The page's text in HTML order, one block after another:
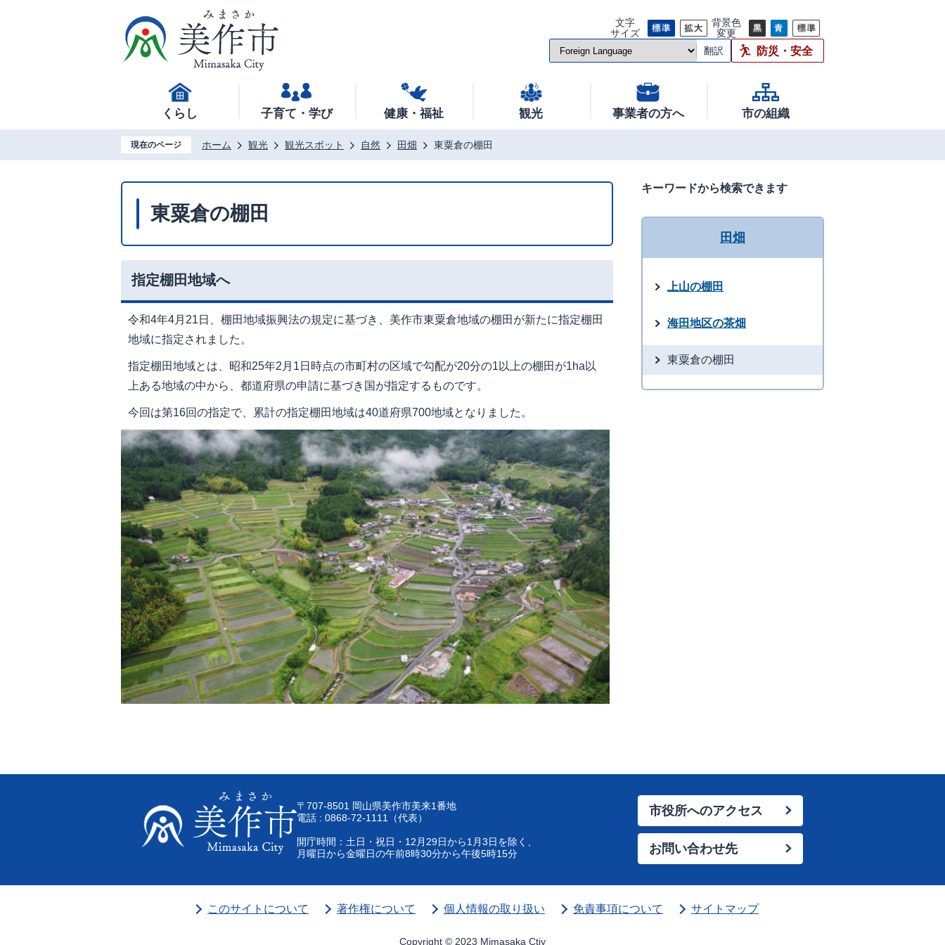
文字
サイズ
背景色
変更
翻訳
防災・安全
くらし 子育て・学び 健康・福祉 観光 事業者の方へ 市の組織
現在のページ ホーム 観光 観光スポット 自然 田畑 東粟倉の棚田
東粟倉の棚田
指定棚田地域へ
令和4年4月21日、棚田地域振興法の規定に基づき、美作市東粟倉地域の棚田が新たに指定棚田
地域に指定されました。
指定棚田地域とは、昭和25年2月1日時点の市町村の区域で勾配が20分の1以上の棚田が1ha以
上ある地域の中から、都道府県の申請に基づき国が指定するものです。
今回は第16回の指定で、累計の指定棚田地域は40道府県700地域となりました。
キーワードから検索できます
田畑
上山の棚田
海田地区の茶畑
東粟倉の棚田
〒707-8501 岡山県美作市美来1番地
電話 : 0868-72-1111（代表）
開庁時間：土日・祝日・12月29日から1月3日を除く、
月曜日から金曜日の午前8時30分から午後5時15分
市役所へのアクセス
お問い合わせ先
このサイトについて 著作権について 個人情報の取り扱い 免責事項について サイトマップ
Copyright © 2023 Mimasaka Ctiy